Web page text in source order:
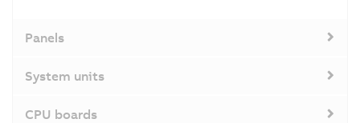
Panels
System units
CPU boards